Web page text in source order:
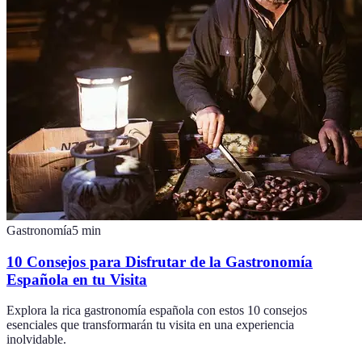
Gastronomía5 min
10 Consejos para Disfrutar de la Gastronomía
Española en tu Visita
Explora la rica gastronomía española con estos 10 consejos
esenciales que transformarán tu visita en una experiencia
inolvidable.